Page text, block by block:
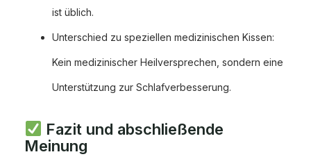
ist üblich.
Unterschied zu speziellen medizinischen Kissen:
Kein medizinischer Heilversprechen, sondern eine
Unterstützung zur Schlafverbesserung.
Fazit und abschließende
Meinung